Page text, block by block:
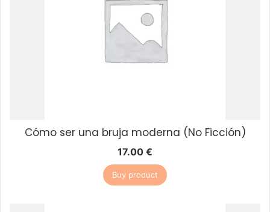
Cómo ser una bruja moderna (No Ficción)
17.00 €
Buy product